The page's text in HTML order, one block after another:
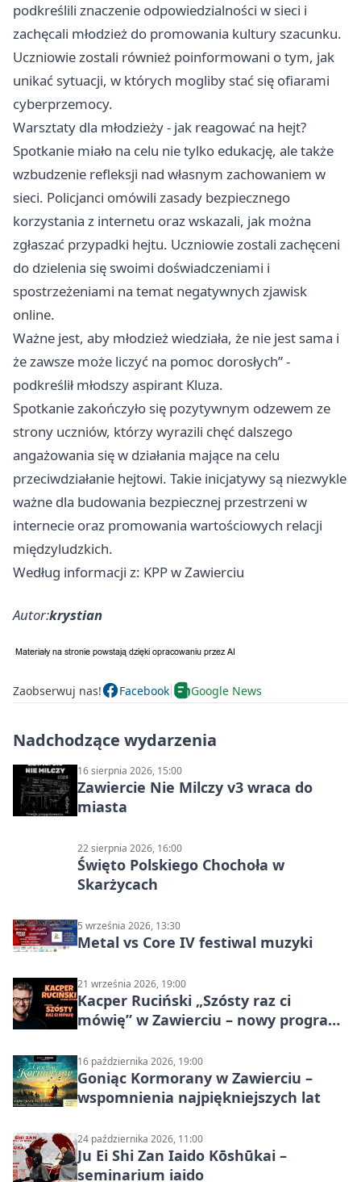
podkreślili znaczenie odpowiedzialności w sieci i
zachęcali młodzież do promowania kultury szacunku.
Uczniowie zostali również poinformowani o tym, jak
unikać sytuacji, w których mogliby stać się ofiarami
cyberprzemocy.
Warsztaty dla młodzieży - jak reagować na hejt?
Spotkanie miało na celu nie tylko edukację, ale także
wzbudzenie refleksji nad własnym zachowaniem w
sieci. Policjanci omówili zasady bezpiecznego
korzystania z internetu oraz wskazali, jak można
zgłaszać przypadki hejtu. Uczniowie zostali zachęceni
do dzielenia się swoimi doświadczeniami i
spostrzeżeniami na temat negatywnych zjawisk
online.
Ważne jest, aby młodzież wiedziała, że nie jest sama i
że zawsze może liczyć na pomoc dorosłych” -
podkreślił młodszy aspirant Kluza.
Spotkanie zakończyło się pozytywnym odzewem ze
strony uczniów, którzy wyrazili chęć dalszego
angażowania się w działania mające na celu
przeciwdziałanie hejtowi. Takie inicjatywy są niezwykle
ważne dla budowania bezpiecznej przestrzeni w
internecie oraz promowania wartościowych relacji
międzyludzkich.
Według informacji z: KPP w Zawierciu
Autor:krystian
Zaobserwuj nas! Facebook Google News
Nadchodzące wydarzenia
16 sierpnia 2026, 15:00
Zawiercie Nie Milczy v3 wraca do
miasta
22 sierpnia 2026, 16:00
Święto Polskiego Chochoła w
Skarżycach
5 września 2026, 13:30
Metal vs Core IV festiwal muzyki
21 września 2026, 19:00
Kacper Ruciński „Szósty raz ci
mówię” w Zawierciu – nowy program
16 października 2026, 19:00
Goniąc Kormorany w Zawierciu –
wspomnienia najpiękniejszych lat
24 października 2026, 11:00
Ju Ei Shi Zan Iaido Kōshūkai –
seminarium iaido